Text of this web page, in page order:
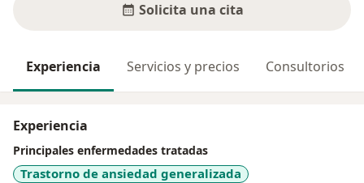
Solicita una cita
Experiencia Servicios y precios Consultorios
Experiencia
Principales enfermedades tratadas
Trastorno de ansiedad generalizada